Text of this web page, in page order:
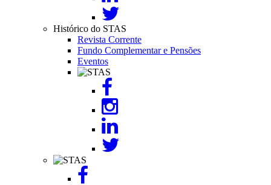
Histórico do STAS
Revista Corrente
Fundo Complementar e Pensões
Eventos
Image
Image